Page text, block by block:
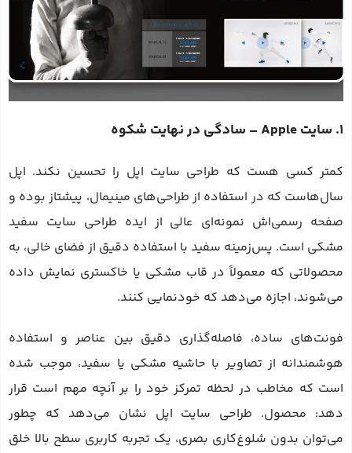
1. سایت Apple – سادگی در نهایت شکوه
کمتر کسی هست که طراحی سایت اپل را تحسین نکند. اپل
سال‌هاست که در استفاده از طراحی‌های مینیمال، پیشتاز بوده و
صفحه رسمی‌اش نمونه‌ای عالی از ایده طراحی سایت سفید
مشکی است. پس‌زمینه سفید با استفاده دقیق از فضای خالی، به
محصولاتی که معمولاً در قاب مشکی یا خاکستری نمایش داده
می‌شوند، اجازه می‌دهد که خودنمایی کنند.
فونت‌های ساده، فاصله‌گذاری دقیق بین عناصر و استفاده
هوشمندانه از تصاویر با حاشیه مشکی یا سفید، موجب شده
است که مخاطب در لحظه تمرکز خود را بر آنچه مهم است قرار
دهد: محصول. طراحی سایت اپل نشان می‌دهد که چطور
می‌توان بدون شلوغ‌کاری بصری، یک تجربه کاربری سطح بالا خلق